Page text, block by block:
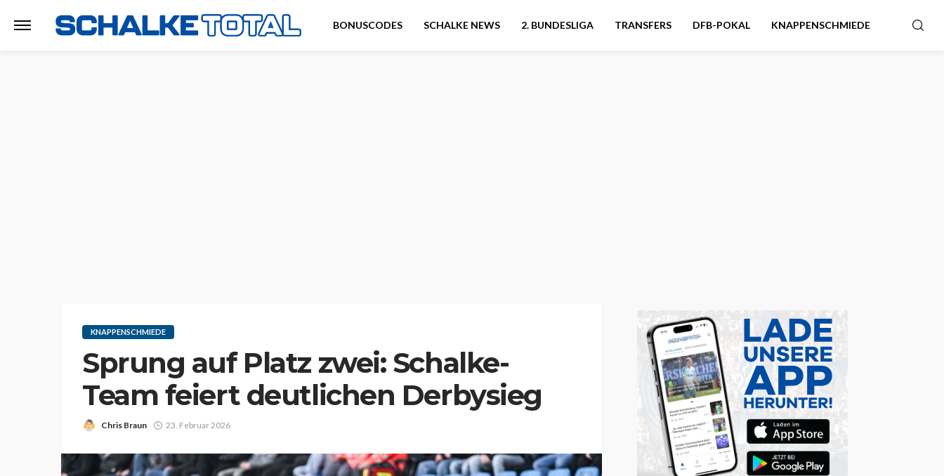
BONUSCODES SCHALKE NEWS 2. BUNDESLIGA TRANSFERS DFB-POKAL KNAPPENSCHMIEDE
KNAPPENSCHMIEDE
Sprung auf Platz zwei: Schalke-
Team feiert deutlichen Derbysieg
Chris Braun 23. Februar 2026